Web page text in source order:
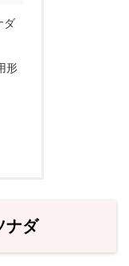
ダ
形
ナダ